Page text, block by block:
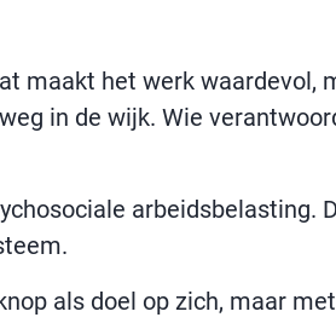
maakt het werk waardevol,
in de wijk. Wie
arbeidsbelasting.
als doel op zich, maar